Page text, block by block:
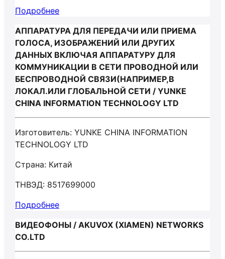
Подробнее
АППАРАТУРА ДЛЯ ПЕРЕДАЧИ ИЛИ ПРИЕМА
ГОЛОСА, ИЗОБРАЖЕНИЙ ИЛИ ДРУГИХ
ДАННЫХ ВКЛЮЧАЯ АППАРАТУРУ ДЛЯ
КОММУНИКАЦИИ В СЕТИ ПРОВОДНОЙ ИЛИ
БЕСПРОВОДНОЙ СВЯЗИ(НАПРИМЕР,В
ЛОКАЛ.ИЛИ ГЛОБАЛЬНОЙ СЕТИ / YUNKE
CHINA INFORMATION TECHNOLOGY LTD
Изготовитель: YUNKE CHINA INFORMATION
TECHNOLOGY LTD
Страна: Китай
ТНВЭД: 8517699000
Подробнее
ВИДЕОФОНЫ / AKUVOX (XIAMEN) NETWORKS
CO.LTD